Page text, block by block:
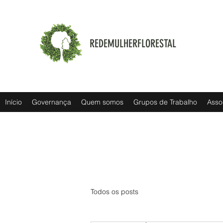
REDEMULHERFLORESTAL
Início Governança Quem somos Grupos de Trabalho
Todos os posts